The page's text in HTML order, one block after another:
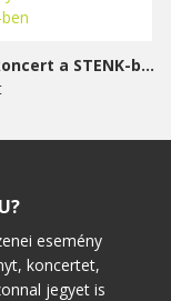
Zuboly koncert a STENK-ben
esemény
koncertet,
jegyet is